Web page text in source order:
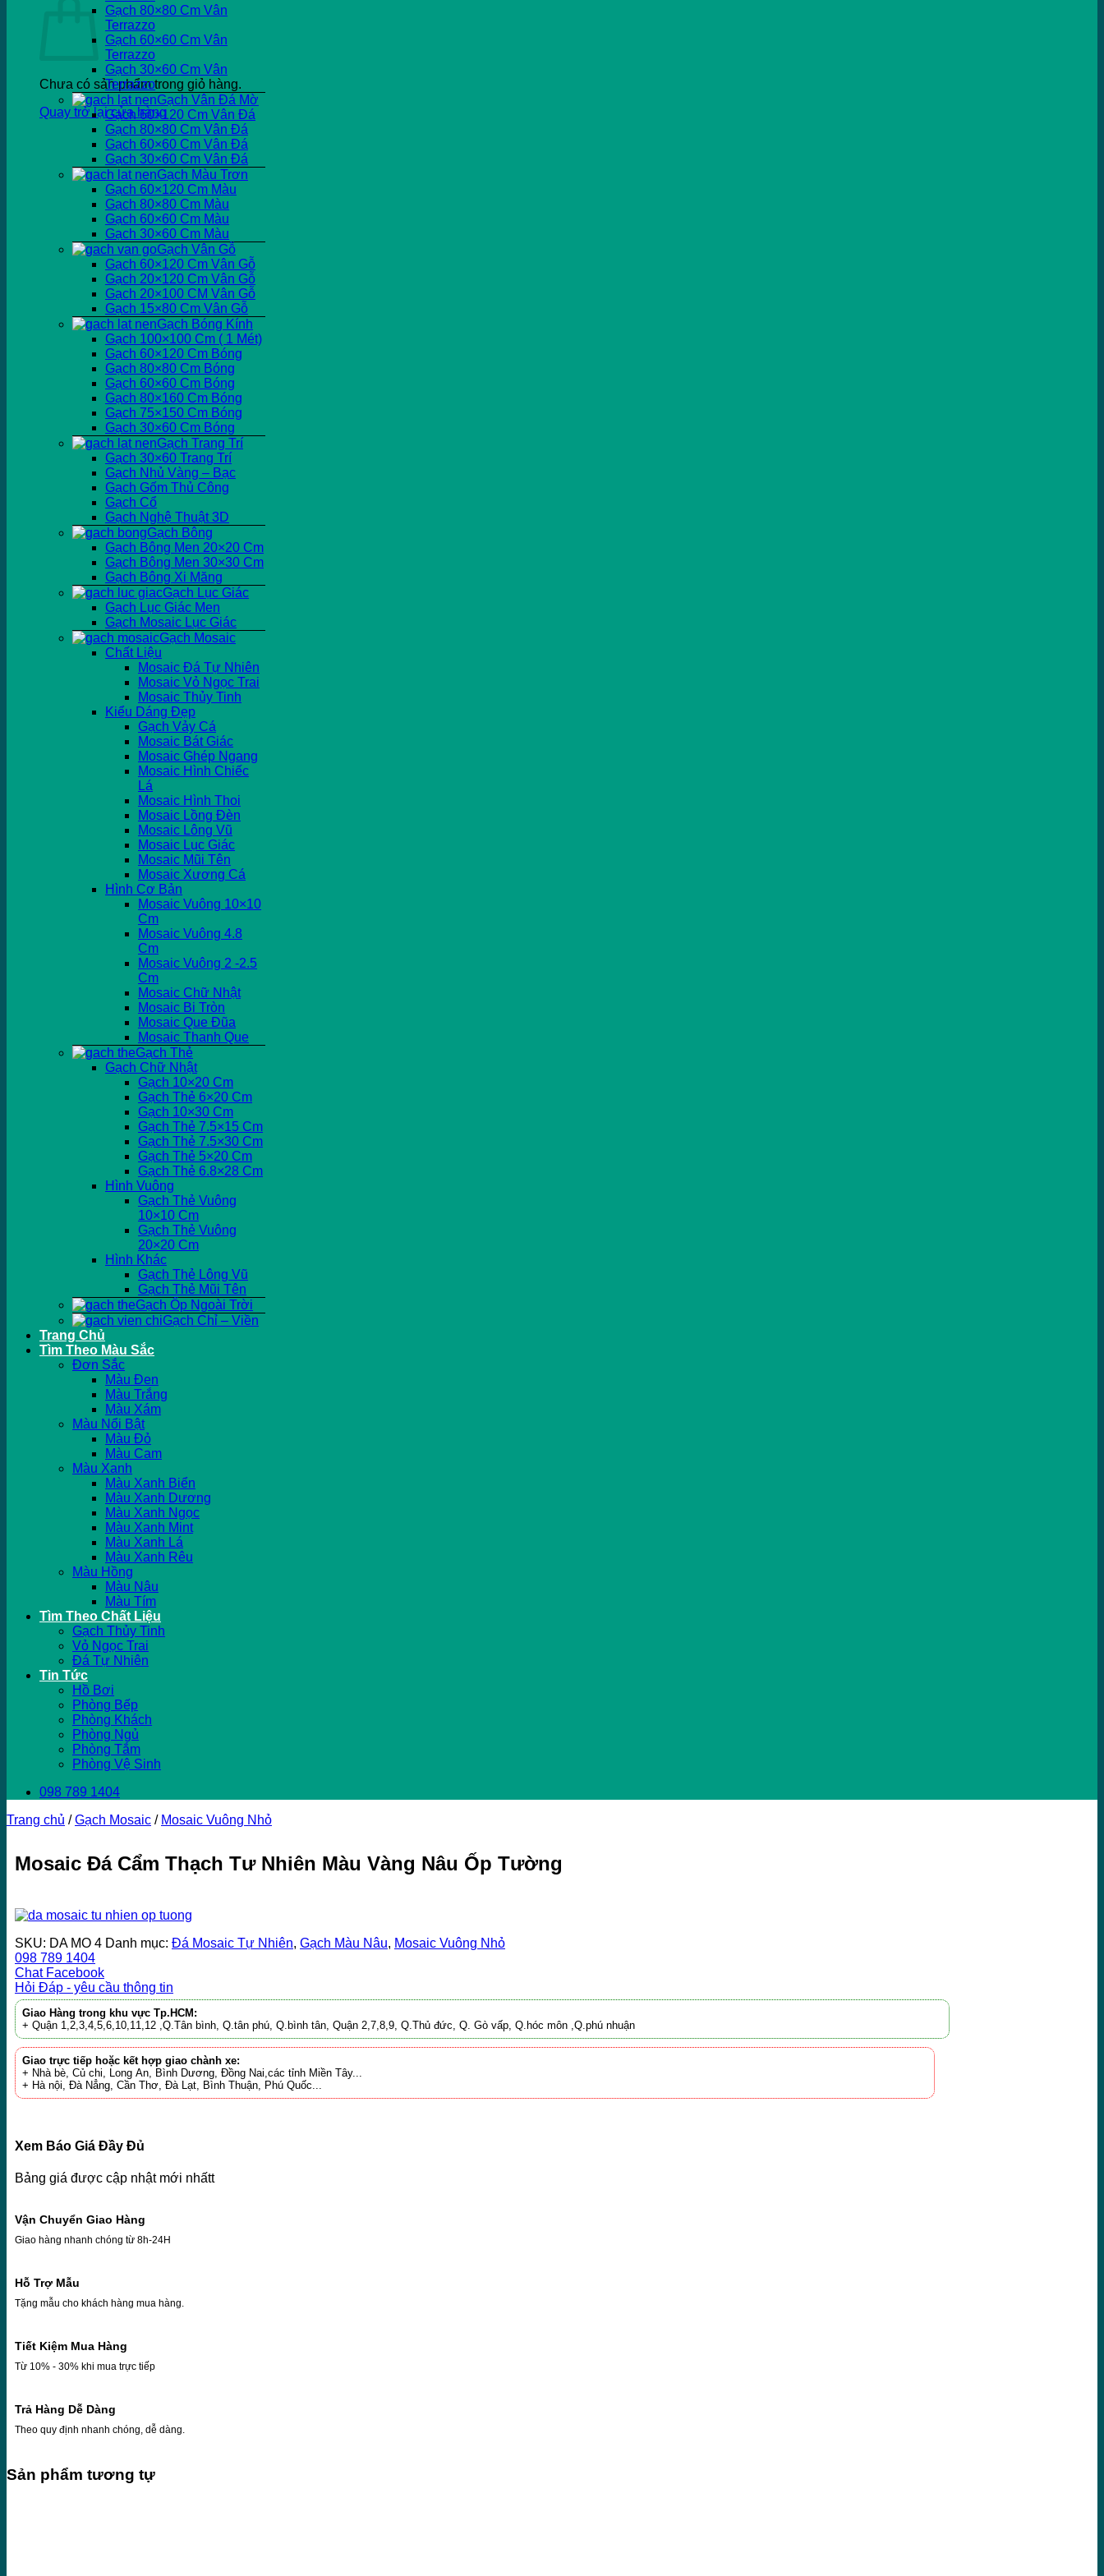
Chưa có sản phẩm trong giỏ hàng.
Quay trở lại cửa hàng
Gạch 80×80 Cm Vân
Terrazzo
Gạch 60×60 Cm Vân
Terrazzo
Gạch 30×60 Cm Vân
Terrazzo
Gạch Vân Đá Mờ
Gạch 60×120 Cm Vân Đá
Gạch 80×80 Cm Vân Đá
Gạch 60×60 Cm Vân Đá
Gạch 30×60 Cm Vân Đá
Gạch Màu Trơn
Gạch 60×120 Cm Màu
Gạch 80×80 Cm Màu
Gạch 60×60 Cm Màu
Gạch 30×60 Cm Màu
Gạch Vân Gỗ
Gạch 60×120 Cm Vân Gỗ
Gạch 20×120 Cm Vân Gỗ
Gạch 20×100 CM Vân Gỗ
Gạch 15×80 Cm Vân Gỗ
Gạch Bóng Kính
Gạch 100×100 Cm ( 1 Mét)
Gạch 60×120 Cm Bóng
Gạch 80×80 Cm Bóng
Gạch 60×60 Cm Bóng
Gạch 80×160 Cm Bóng
Gạch 75×150 Cm Bóng
Gạch 30×60 Cm Bóng
Gạch Trang Trí
Gạch 30×60 Trang Trí
Gạch Nhủ Vàng – Bạc
Gạch Gốm Thủ Công
Gạch Cổ
Gạch Nghệ Thuật 3D
Gạch Bông
Gạch Bông Men 20×20 Cm
Gạch Bông Men 30×30 Cm
Gạch Bông Xi Măng
Gạch Lục Giác
Gạch Lục Giác Men
Gạch Mosaic Lục Giác
Gạch Mosaic
Chất Liệu
Mosaic Đá Tự Nhiên
Mosaic Vỏ Ngọc Trai
Mosaic Thủy Tinh
Kiểu Dáng Đẹp
Gạch Vảy Cá
Mosaic Bát Giác
Mosaic Ghép Ngang
Mosaic Hình Chiếc
Lá
Mosaic Hình Thoi
Mosaic Lồng Đèn
Mosaic Lông Vũ
Mosaic Lục Giác
Mosaic Mũi Tên
Mosaic Xương Cá
Hình Cơ Bản
Mosaic Vuông 10×10
Cm
Mosaic Vuông 4.8
Cm
Mosaic Vuông 2 -2.5
Cm
Mosaic Chữ Nhật
Mosaic Bi Tròn
Mosaic Que Đũa
Mosaic Thanh Que
Gạch Thẻ
Gạch Chữ Nhật
Gạch 10×20 Cm
Gạch Thẻ 6×20 Cm
Gạch 10×30 Cm
Gạch Thẻ 7.5×15 Cm
Gạch Thẻ 7.5×30 Cm
Gạch Thẻ 5×20 Cm
Gạch Thẻ 6.8×28 Cm
Hình Vuông
Gạch Thẻ Vuông
10×10 Cm
Gạch Thẻ Vuông
20×20 Cm
Hình Khác
Gạch Thẻ Lông Vũ
Gạch Thẻ Mũi Tên
Gạch Ốp Ngoài Trời
Gạch Chỉ – Viền
Trang Chủ
Tìm Theo Màu Sắc
Đơn Sắc
Màu Đen
Màu Trắng
Màu Xám
Màu Nổi Bật
Màu Đỏ
Màu Cam
Màu Xanh
Màu Xanh Biển
Màu Xanh Dương
Màu Xanh Ngọc
Màu Xanh Mint
Màu Xanh Lá
Màu Xanh Rêu
Màu Hồng
Màu Nâu
Màu Tím
Tìm Theo Chất Liệu
Gạch Thủy Tinh
Vỏ Ngọc Trai
Đá Tự Nhiên
Tin Tức
Hồ Bơi
Phòng Bếp
Phòng Khách
Phòng Ngủ
Phòng Tắm
Phòng Vệ Sinh
098 789 1404
Trang chủ / Gạch Mosaic / Mosaic Vuông Nhỏ
Mosaic Đá Cẩm Thạch Tư Nhiên Màu Vàng Nâu Ốp Tường
SKU: DA MO 4 Danh mục: Đá Mosaic Tự Nhiên, Gạch Màu Nâu, Mosaic Vuông Nhỏ
098 789 1404
Chat Facebook
Hỏi Đáp - yêu cầu thông tin
Giao Hàng trong khu vực Tp.HCM:
+ Quận 1,2,3,4,5,6,10,11,12 ,Q.Tân bình, Q.tân phú, Q.bình tân, Quận 2,7,8,9, Q.Thủ đức, Q. Gò vấp, Q.hóc môn ,Q.phú nhuận
Giao trực tiếp hoặc kết hợp giao chành xe:
+ Nhà bè, Củ chi, Long An, Bình Dương, Đồng Nai,các tỉnh Miền Tây...
+ Hà nội, Đà Nẳng, Cần Thơ, Đà Lạt, Bình Thuận, Phú Quốc...
Xem Báo Giá Đầy Đủ
Bảng giá được cập nhật mới nhấtt
Vận Chuyển Giao Hàng
Giao hàng nhanh chóng từ 8h-24H
Hỗ Trợ Mẫu
Tặng mẫu cho khách hàng mua hàng.
Tiết Kiệm Mua Hàng
Từ 10% - 30% khi mua trực tiếp
Trả Hàng Dễ Dàng
Theo quy định nhanh chóng, dễ dàng.
Sản phẩm tương tự